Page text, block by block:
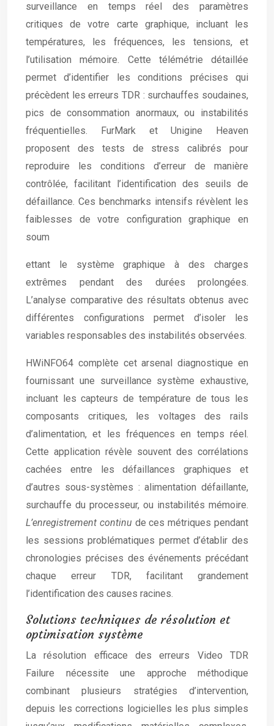
surveillance en temps réel des paramètres
critiques de votre carte graphique, incluant les
températures, les fréquences, les tensions, et
l’utilisation mémoire. Cette télémétrie détaillée
permet d’identifier les conditions précises qui
précèdent les erreurs TDR : surchauffes soudaines,
pics de consommation anormaux, ou instabilités
fréquentielles. FurMark et Unigine Heaven
proposent des tests de stress calibrés pour
reproduire les conditions d’erreur de manière
contrôlée, facilitant l’identification des seuils de
défaillance. Ces benchmarks intensifs révèlent les
faiblesses de votre configuration graphique en
soum
ettant le système graphique à des charges
extrêmes pendant des durées prolongées.
L’analyse comparative des résultats obtenus avec
différentes configurations permet d’isoler les
variables responsables des instabilités observées.
HWiNFO64 complète cet arsenal diagnostique en
fournissant une surveillance système exhaustive,
incluant les capteurs de température de tous les
composants critiques, les voltages des rails
d’alimentation, et les fréquences en temps réel.
Cette application révèle souvent des corrélations
cachées entre les défaillances graphiques et
d’autres sous-systèmes : alimentation défaillante,
surchauffe du processeur, ou instabilités mémoire.
L’enregistrement continu de ces métriques pendant
les sessions problématiques permet d’établir des
chronologies précises des événements précédant
chaque erreur TDR, facilitant grandement
l’identification des causes racines.
Solutions techniques de résolution et
optimisation système
La résolution efficace des erreurs Video TDR
Failure nécessite une approche méthodique
combinant plusieurs stratégies d’intervention,
depuis les corrections logicielles les plus simples